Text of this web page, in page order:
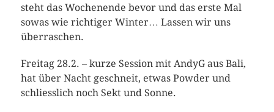
steht das Wochenende bevor und das erste Mal
sowas wie richtiger Winter… Lassen wir uns
überraschen.
Freitag 28.2. – kurze Session mit AndyG aus Bali,
hat über Nacht geschneit, etwas Powder und
schliesslich noch Sekt und Sonne.